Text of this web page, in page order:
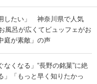
したい」 神奈川県で人気
風呂が広くてビュッフェがお
庭が素敵」の声
なくなる」“長野の銘菓”に絶
」「もっと早く知りたかっ